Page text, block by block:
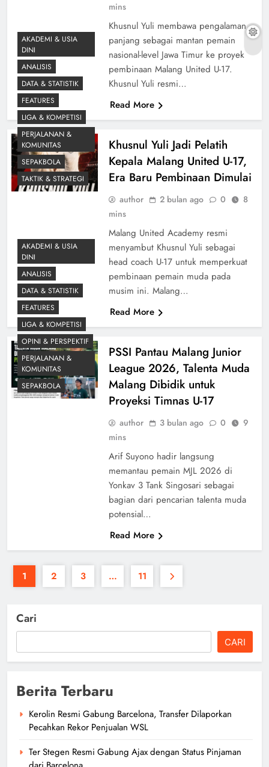
mins
Khusnul Yuli membawa pengalaman
panjang sebagai mantan pemain
nasional-level Jawa Timur ke proyek
pembinaan Malang United U-17.
Khusnul Yuli resmi…
Read More
AKADEMI & USIA
DINI
ANALISIS
DATA & STATISTIK
FEATURES
LIGA & KOMPETISI
PERJALANAN &
KOMUNITAS
SEPAKBOLA
TAKTIK & STRATEGI
Khusnul Yuli Jadi Pelatih
Kepala Malang United U-17,
Era Baru Pembinaan Dimulai
author 2 bulan ago 0
8
mins
Malang United Academy resmi
menyambut Khusnul Yuli sebagai
head coach U-17 untuk memperkuat
pembinaan pemain muda pada
musim ini. Malang…
Read More
AKADEMI & USIA
DINI
ANALISIS
DATA & STATISTIK
FEATURES
LIGA & KOMPETISI
OPINI & PERSPEKTIF
PERJALANAN &
KOMUNITAS
SEPAKBOLA
PSSI Pantau Malang Junior
League 2026, Talenta Muda
Malang Dibidik untuk
Proyeksi Timnas U-17
author 3 bulan ago 0
9
mins
Arif Suyono hadir langsung
memantau pemain MJL 2026 di
Yonkav 3 Tank Singosari sebagai
bagian dari pencarian talenta muda
potensial…
Read More
1 2 3 … 11
Cari
CARI
Berita Terbaru
Kerolin Resmi Gabung Barcelona, Transfer Dilaporkan
Pecahkan Rekor Penjualan WSL
Ter Stegen Resmi Gabung Ajax dengan Status Pinjaman